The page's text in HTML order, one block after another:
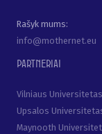
Rašyk mums:
info@mothernet.eu
Partneriai
Vilniaus Universitetas
Upsalos
Maynooth